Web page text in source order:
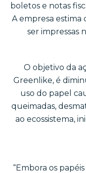
boletos e notas
A empresa estima
ser impressas
O objetivo da
Greenlike, é
uso do papel
queimadas,
ao ecossistema,
“Embora os